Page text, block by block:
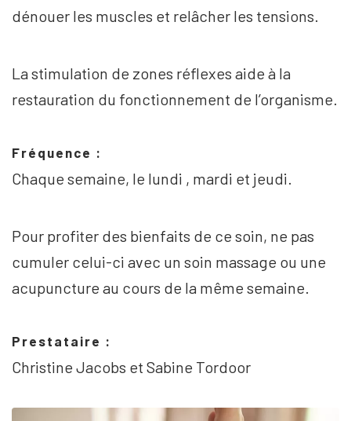
dénouer les muscles et relâcher les tensions.
La stimulation de zones réflexes aide à la
restauration du fonctionnement de l’organisme.
Fréquence :
Chaque semaine, le lundi , mardi et jeudi.
Pour profiter des bienfaits de ce soin, ne pas
cumuler celui-ci avec un soin massage ou une
acupuncture au cours de la même semaine.
Prestataire :
Christine Jacobs et Sabine Tordoor